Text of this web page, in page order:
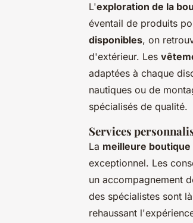
L'exploration de la
éventail de produits
disponibles, on
d'extérieur. Les
adaptées à chaque
nautiques ou de
spécialisés de qualité.
Services
La meilleure
exceptionnel. Les
un accompagnement
des spécialistes sont
rehaussant